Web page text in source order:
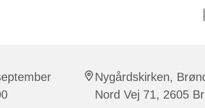
Nygårdskirken,
Nord Vej 71, 2605